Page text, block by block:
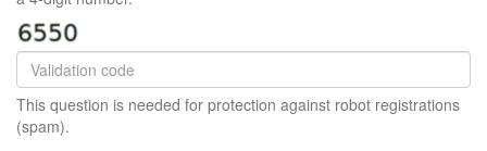
This question is needed for protection against robot registrations
(spam).